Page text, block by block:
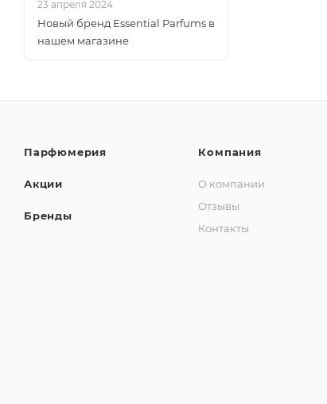
23 апреля 2024
Новый бренд Essential Parfums в
нашем магазине
Парфюмерия
Акции
Бренды
Компания
О компании
Отзывы
Контакты